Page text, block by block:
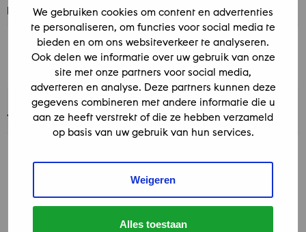
We gebruiken cookies om content en advertenties
te personaliseren, om functies voor social media te
bieden en om ons websiteverkeer te analyseren.
Ook delen we informatie over uw gebruik van onze
site met onze partners voor social media,
adverteren en analyse. Deze partners kunnen deze
gegevens combineren met andere informatie die u
aan ze heeft verstrekt of die ze hebben verzameld
op basis van uw gebruik van hun services.
Weigeren
Alles toestaan
Email address *
Your question or remark *